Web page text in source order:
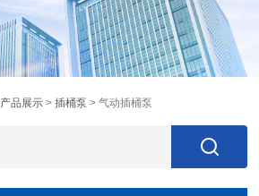
产品展示 >插桶泵 > 气动插桶泵